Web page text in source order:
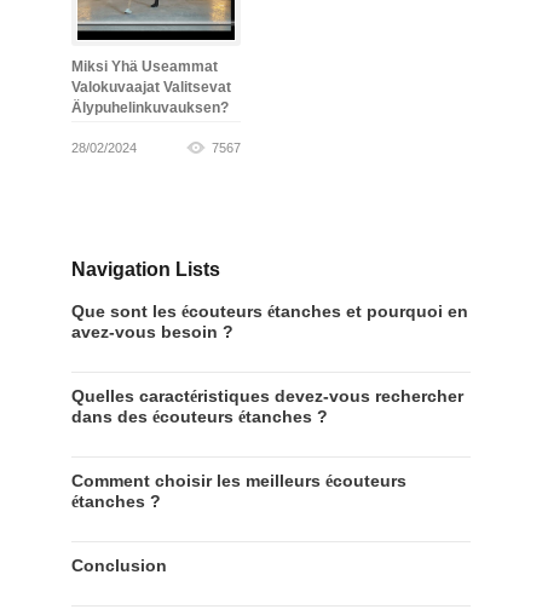
Miksi Yhä Useammat
Valokuvaajat Valitsevat
Älypuhelinkuvauksen?
28/02/2024 7567
Navigation Lists
Que sont les écouteurs étanches et pourquoi en
avez-vous besoin ?
Quelles caractéristiques devez-vous rechercher
dans des écouteurs étanches ?
Comment choisir les meilleurs écouteurs
étanches ?
Conclusion